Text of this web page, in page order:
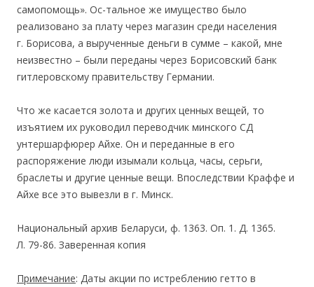
самопомощь». Ос-тальное же имущество было
реализовано за плату через магазин среди населения
г. Борисова, а вырученные деньги в сумме – какой, мне
неизвестно – были переданы через Борисовский банк
гитлеровскому правительству Германии.
Что же касается золота и других ценных вещей, то
изъятием их руководил переводчик минского СД
унтершарфюрер Айхе. Он и переданные в его
распоряжение люди изымали кольца, часы, серьги,
браслеты и другие ценные вещи. Впоследствии Краффе и
Айхе все это вывезли в г. Минск.
Национальный архив Беларуси, ф. 1363. Оп. 1. Д. 1365.
Л. 79-86. Заверенная копия
Примечание: Даты акции по истреблению гетто в